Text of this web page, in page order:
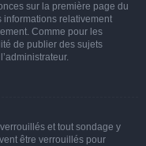
sur la première page du
relativement
Comme pour les
de publier des sujets
et tout sondage y
être verrouillés pour